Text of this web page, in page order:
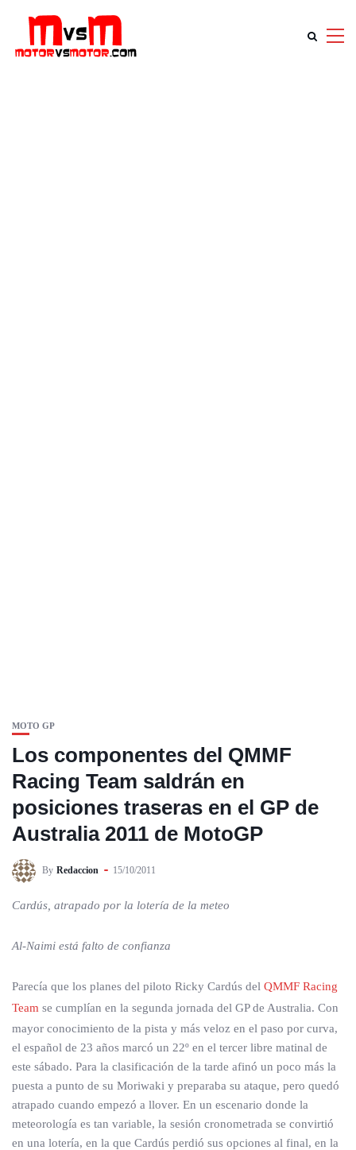
MOTO GP
Los componentes del QMMF
Racing Team saldrán en
posiciones traseras en el GP de
Australia 2011 de MotoGP
By Redaccion 15/10/2011
Cardús, atrapado por la lotería de la meteo
Al-Naimi está falto de confianza
Parecía que los planes del piloto Ricky Cardús del QMMF Racing
Team se cumplían en la segunda jornada del GP de Australia. Con
mayor conocimiento de la pista y más veloz en el paso por curva,
el español de 23 años marcó un 22º en el tercer libre matinal de
este sábado. Para la clasificación de la tarde afinó un poco más la
puesta a punto de su Moriwaki y preparaba su ataque, pero quedó
atrapado cuando empezó a llover. En un escenario donde la
meteorología es tan variable, la sesión cronometrada se convirtió
en una lotería, en la que Cardús perdió sus opciones al final, en la